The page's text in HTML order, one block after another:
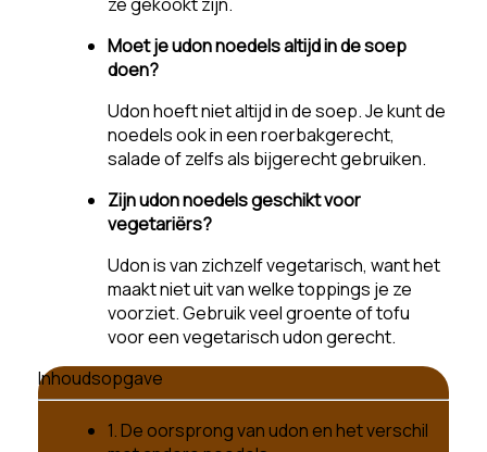
Moet je udon noedels altijd in de soep
doen?
Udon hoeft niet altijd in de soep. Je kunt de
noedels ook in een roerbakgerecht,
salade of zelfs als bijgerecht gebruiken.
Zijn udon noedels geschikt voor
vegetariërs?
Udon is van zichzelf vegetarisch, want het
maakt niet uit van welke toppings je ze
voorziet. Gebruik veel groente of tofu
voor een vegetarisch udon gerecht.
Inhoudsopgave
1. De oorsprong van udon en het verschil